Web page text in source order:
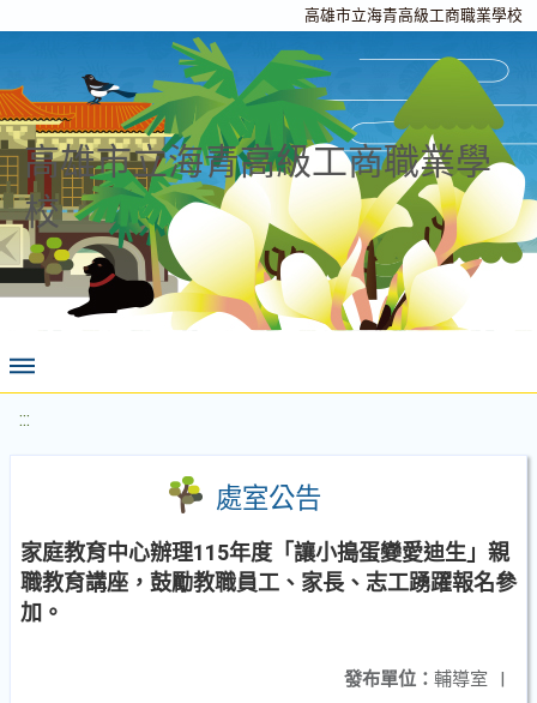
高雄市立海青高級工商職業學校
高雄市立海青高級工商職業學
校
:::
處室公告
家庭教育中心辦理115年度「讓小搗蛋變愛迪生」親
職教育講座，鼓勵教職員工、家長、志工踴躍報名參
加。
發布單位： 輔導室 |